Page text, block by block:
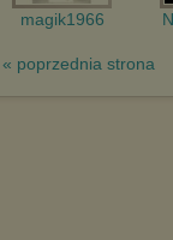
magik1966
« poprzednia strona